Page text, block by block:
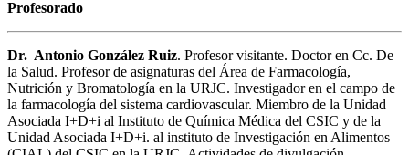
Profesorado
Dr. Antonio González Ruiz. Profesor visitante. Doctor en Cc. De
la Salud. Profesor de asignaturas del Área de Farmacología,
Nutrición y Bromatología en la URJC. Investigador en el campo de
la farmacología del sistema cardiovascular. Miembro de la Unidad
Asociada I+D+i al Instituto de Química Médica del CSIC y de la
Unidad Asociada I+D+i. al instituto de Investigación en Alimentos